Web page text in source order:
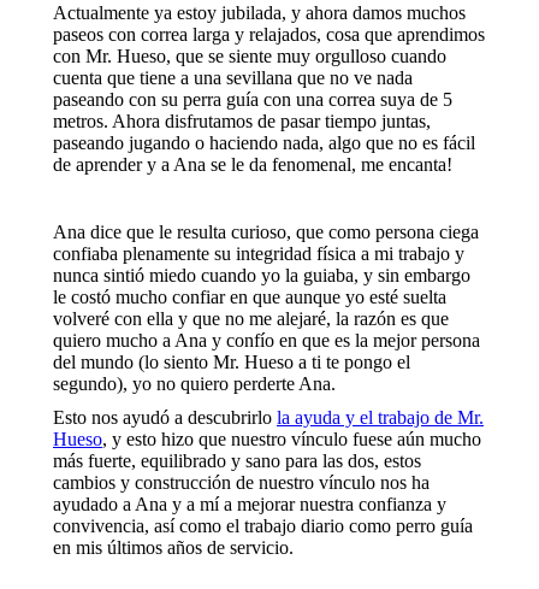
Actualmente ya estoy jubilada, y ahora damos muchos
paseos con correa larga y relajados, cosa que aprendimos
con Mr. Hueso, que se siente muy orgulloso cuando
cuenta que tiene a una sevillana que no ve nada
paseando con su perra guía con una correa suya de 5
metros. Ahora disfrutamos de pasar tiempo juntas,
paseando jugando o haciendo nada, algo que no es fácil
de aprender y a Ana se le da fenomenal, me encanta!
Ana dice que le resulta curioso, que como persona ciega
confiaba plenamente su integridad física a mi trabajo y
nunca sintió miedo cuando yo la guiaba, y sin embargo
le costó mucho confiar en que aunque yo esté suelta
volveré con ella y que no me alejaré, la razón es que
quiero mucho a Ana y confío en que es la mejor persona
del mundo (lo siento Mr. Hueso a ti te pongo el
segundo), yo no quiero perderte Ana.
Esto nos ayudó a descubrirlo la ayuda y el trabajo de Mr.
Hueso, y esto hizo que nuestro vínculo fuese aún mucho
más fuerte, equilibrado y sano para las dos, estos
cambios y construcción de nuestro vínculo nos ha
ayudado a Ana y a mí a mejorar nuestra confianza y
convivencia, así como el trabajo diario como perro guía
en mis últimos años de servicio.